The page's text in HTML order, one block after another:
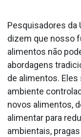
Pesquisadores da
dizem que nosso
alimentos não
abordagens
de alimentos.
ambiente
novos alimentos,
alimentar para
ambientais,